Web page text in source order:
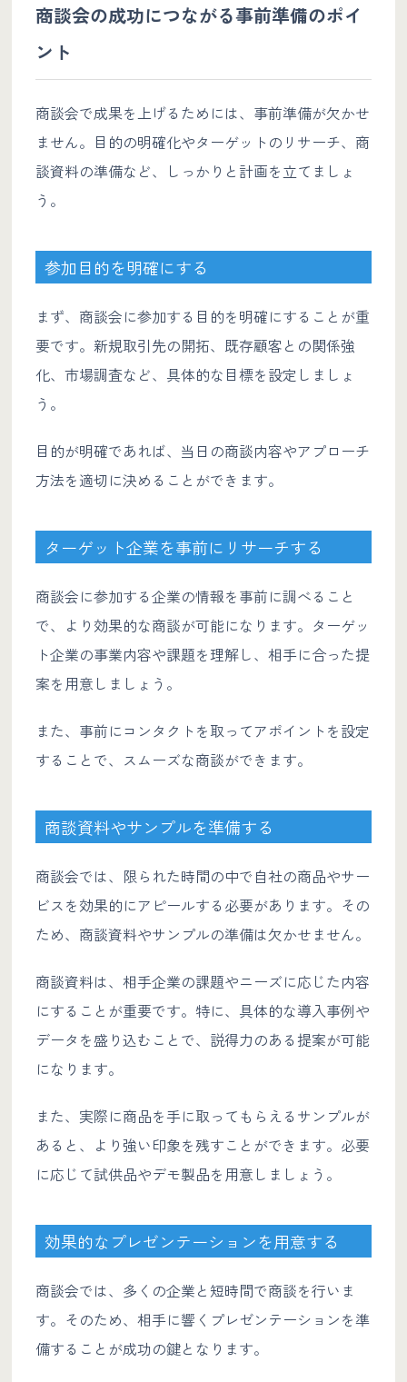
商談会の成功につながる事前準備のポイ
ント
商談会で成果を上げるためには、事前準備が欠かせ
ません。目的の明確化やターゲットのリサーチ、商
談資料の準備など、しっかりと計画を立てましょ
う。
参加目的を明確にする
まず、商談会に参加する目的を明確にすることが重
要です。新規取引先の開拓、既存顧客との関係強
化、市場調査など、具体的な目標を設定しましょ
う。
目的が明確であれば、当日の商談内容やアプローチ
方法を適切に決めることができます。
ターゲット企業を事前にリサーチする
商談会に参加する企業の情報を事前に調べること
で、より効果的な商談が可能になります。ターゲッ
ト企業の事業内容や課題を理解し、相手に合った提
案を用意しましょう。
また、事前にコンタクトを取ってアポイントを設定
することで、スムーズな商談ができます。
商談資料やサンプルを準備する
商談会では、限られた時間の中で自社の商品やサー
ビスを効果的にアピールする必要があります。その
ため、商談資料やサンプルの準備は欠かせません。
商談資料は、相手企業の課題やニーズに応じた内容
にすることが重要です。特に、具体的な導入事例や
データを盛り込むことで、説得力のある提案が可能
になります。
また、実際に商品を手に取ってもらえるサンプルが
あると、より強い印象を残すことができます。必要
に応じて試供品やデモ製品を用意しましょう。
効果的なプレゼンテーションを用意する
商談会では、多くの企業と短時間で商談を行いま
す。そのため、相手に響くプレゼンテーションを準
備することが成功の鍵となります。